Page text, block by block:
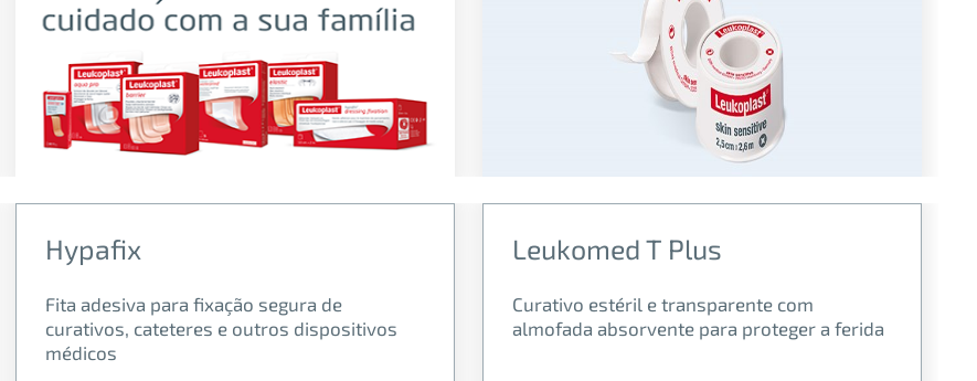
Hypafix
Fita adesiva para fixação segura de
curativos, cateteres e outros dispositivos
médicos
Leukomed T Plus
Curativo estéril e transparente com
almofada absorvente para proteger a ferida